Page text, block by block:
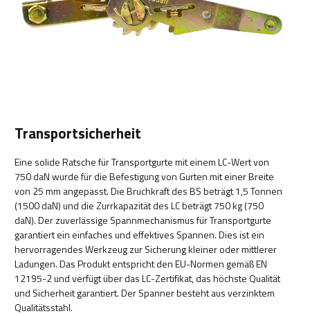
Transportsicherheit
Eine solide Ratsche für Transportgurte mit einem LC-Wert von
750 daN wurde für die Befestigung von Gurten mit einer Breite
von 25 mm angepasst. Die Bruchkraft des BS beträgt 1,5 Tonnen
(1500 daN) und die Zurrkapazität des LC beträgt 750 kg (750
daN). Der zuverlässige Spannmechanismus für Transportgurte
garantiert ein einfaches und effektives Spannen. Dies ist ein
hervorragendes Werkzeug zur Sicherung kleiner oder mittlerer
Ladungen. Das Produkt entspricht den EU-Normen gemäß EN
12195-2 und verfügt über das LC-Zertifikat, das höchste Qualität
und Sicherheit garantiert. Der Spanner besteht aus verzinktem
Qualitätsstahl.